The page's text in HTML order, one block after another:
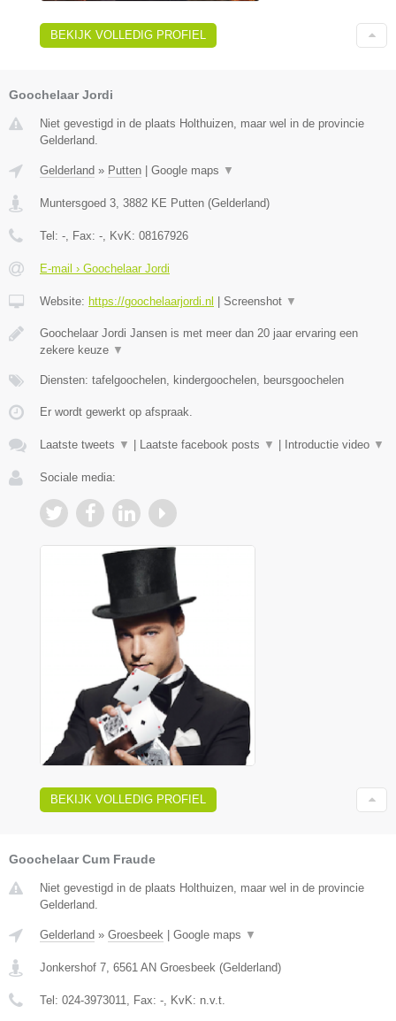
BEKIJK VOLLEDIG PROFIEL
Goochelaar Jordi
Niet gevestigd in de plaats Holthuizen, maar wel in de provincie
Gelderland.
Gelderland » Putten | Google maps ▼
Muntersgoed 3 3882 KE Putten (Gelderland)
Tel: - , Fax: - , KvK: 08167926
E-mail › Goochelaar Jordi
Website: https://goochelaarjordi.nl | Screenshot ▼
Goochelaar Jordi Jansen is met meer dan 20 jaar ervaring een
zekere keuze ▼
Diensten: tafelgoochelen, kindergoochelen, beursgoochelen
Er wordt gewerkt op afspraak.
Laatste tweets ▼ | Laatste facebook posts ▼ | Introductie video ▼
Sociale media:
BEKIJK VOLLEDIG PROFIEL
Goochelaar Cum Fraude
Niet gevestigd in de plaats Holthuizen, maar wel in de provincie
Gelderland.
Gelderland » Groesbeek | Google maps ▼
Jonkershof 7 6561 AN Groesbeek (Gelderland)
Tel: 024-3973011 , Fax: - , KvK: n.v.t.